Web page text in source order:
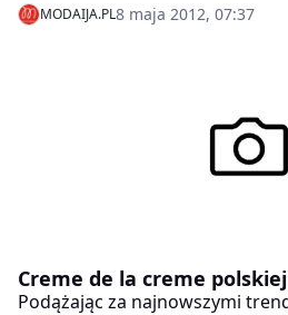
MODAIJA.PL8 maja 2012, 07:37
Creme de la creme
Podążając za najnowszymi